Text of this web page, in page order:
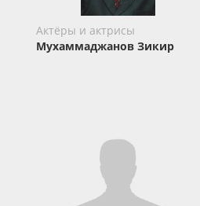
Актёры и актрисы
Мухаммаджанов Зикир